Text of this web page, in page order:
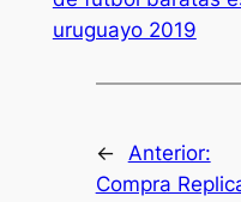
uruguayo 2019
← Anterior:
Compra